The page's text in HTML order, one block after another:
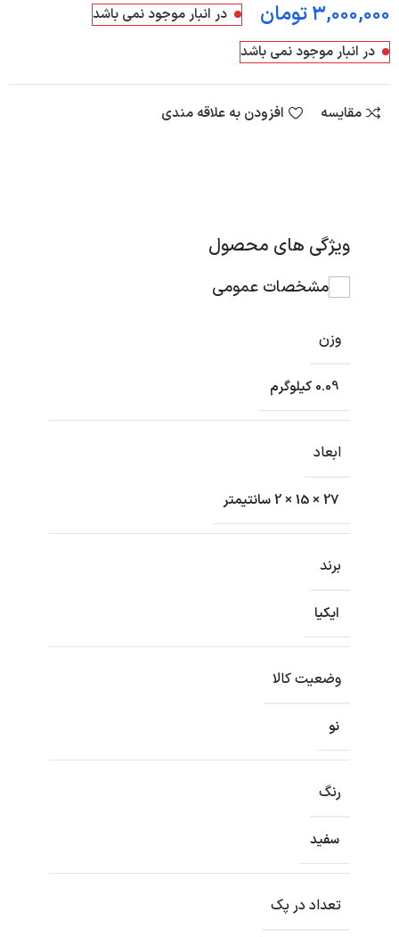
تومان
در انبار موجود نمی باشد
در انبار موجود نمی باشد
مقایسه افزودن به علاقه مندی
ویژگی های محصول
مشخصات عمومی
وزن
0.09 کیلوگرم
ابعاد
27 × 15 × 2 سانتیمتر
برند
ایکیا
وضعیت کالا
نو
رنگ
سفید
تعداد در پک